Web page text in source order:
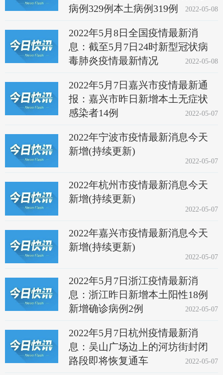
病例329例本土病例319例
2022-05-08
2022年5月8日全国疫情最新消
息：截至5月7日24时新型冠状病
毒肺炎疫情最新情况
2022-05-08
2022年5月7日嘉兴市疫情最新通
报：嘉兴市昨日新增本土无症状
感染者14例
2022-05-07
2022年宁波市疫情最新消息今天
新增(持续更新)
2022-05-07
2022年杭州市疫情最新消息今天
新增(持续更新)
2022-05-07
2022年嘉兴市疫情最新消息今天
新增(持续更新)
2022-05-07
2022年5月7日浙江疫情最新消
息：浙江昨日新增本土阳性18例
新增确诊病例2例
2022-05-07
2022年5月7日杭州疫情最新消
息：吴山广场边上的河坊街封闭
路段即将恢复通车
2022-05-07